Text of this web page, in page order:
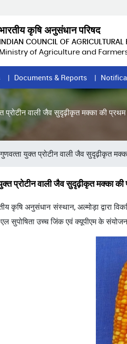
कृषि अनुसंधान परिषद
INDIAN COUNCIL OF AGRICULTURAL
Ministry of Agriculture and
Documents & Reports
वाली जैव सुदृढ़ीकृत मक्का की प्रथम
युक्‍त प्रोटीन वाली जैव सुदृढ़ीकृत
प्रोटीन वाली जैव सुदृढ़ीकृत मक्का की
कृषि अनुसंधान संस्थान, अल्मोड़ा द्वारा
सुपोषिता उच्‍च जिंक एवं क्‍यूपीएम के